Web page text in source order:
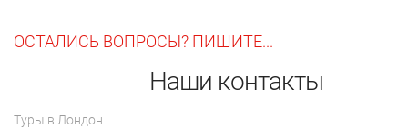
ОСТАЛИСЬ ВОПРОСЫ? ПИШИТЕ...
Наши контакты
Туры в Лондон